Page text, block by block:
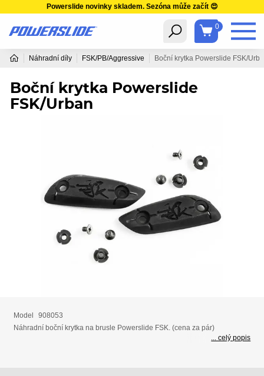
Powerslide novinky skladem. Sezóna může začít 😍
0
Náhradní díly FSK/PB/Aggressive Boční krytka Powerslide FSK/
Boční krytka Powerslide
FSK/Urban
Model
908053
Náhradní boční krytka na brusle Powerslide FSK. (cena za pár)
... celý popis